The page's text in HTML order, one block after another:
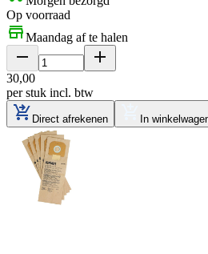
Op voorraad
Maandag af te halen
30,00
per stuk incl. btw
Direct afrekenen In